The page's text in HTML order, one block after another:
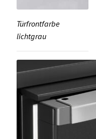
Türfrontfarbe
lichtgrau